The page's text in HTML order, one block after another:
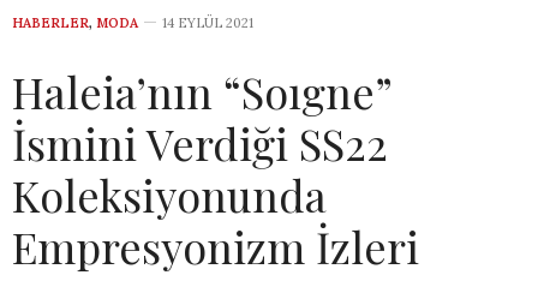
HABERLER, MODA 14 EYLÜL 2021
Haleia’nın “Soıgne”
İsmini Verdiği SS22
Koleksiyonunda
Empresyonizm İzleri